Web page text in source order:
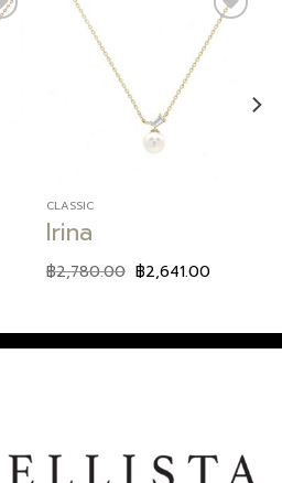
CLASSIC
Irina
฿2,780.00 ฿2,641.00